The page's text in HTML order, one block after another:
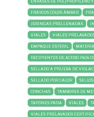
FRASCOS COLOR ÁMBAR
JERINGAS PRELLENADAS
VIALES VIALES
EMPAQUE ESTÉRIL
RECIPIENTES DE ACERO
SELLADO A PRUEBA DE
SELLADO POR CALOR
CONCHAS TAMBORES DE
TAPONES PARA VIALES
VIALES PRELAVADOS